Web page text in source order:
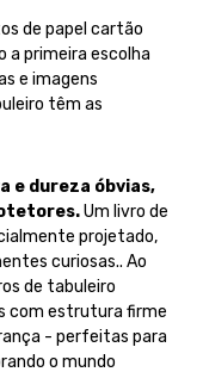
de papel cartão
a primeira escolha
e imagens
têm as
e dureza óbvias,
Um livro de
projetado,
curiosas.. Ao
de tabuleiro
​​com estrutura firme
- perfeitas para
o mundo